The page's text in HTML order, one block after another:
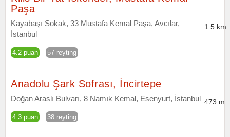
Paşa
Kayabaşı Sokak, 33 Mustafa Kemal Paşa, Avcılar,
İstanbul
4.2 puan 57 reyting
1.5 km.
Anadolu Şark Sofrası, İncirtepe
Doğan Araslı Bulvarı, 8 Namık Kemal, Esenyurt, İstanbul
4.3 puan 38 reyting
473 m.